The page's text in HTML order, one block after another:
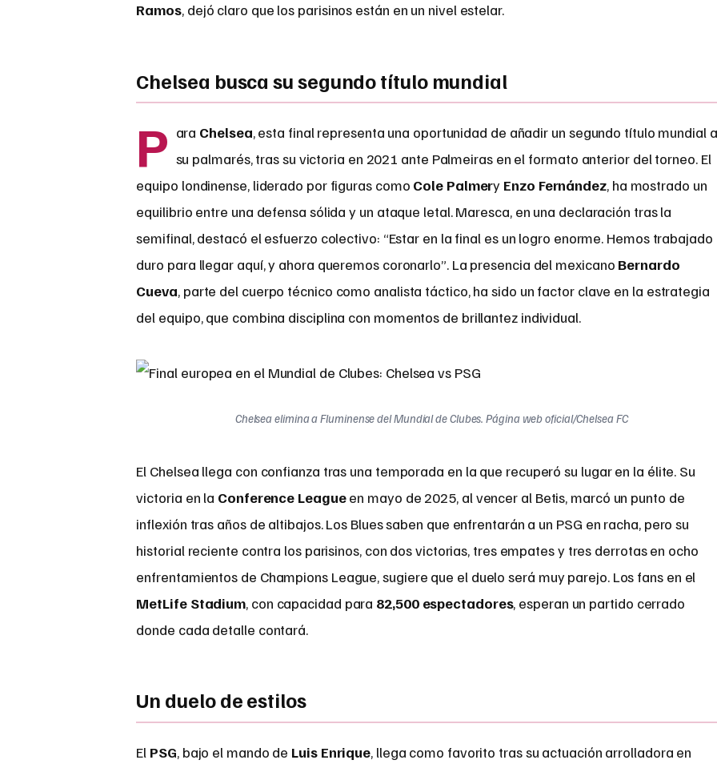
Ramos, dejó claro que los parisinos están en un nivel estelar.
Chelsea busca su segundo título mundial
P ara Chelsea, esta final representa una oportunidad de añadir un segundo título mundial a
su palmarés, tras su victoria en 2021 ante Palmeiras en el formato anterior del torneo. El
equipo londinense, liderado por figuras como Cole Palmery Enzo Fernández, ha mostrado un
equilibrio entre una defensa sólida y un ataque letal. Maresca, en una declaración tras la
semifinal, destacó el esfuerzo colectivo: “Estar en la final es un logro enorme. Hemos trabajado
duro para llegar aquí, y ahora queremos coronarlo”. La presencia del mexicano Bernardo
Cueva, parte del cuerpo técnico como analista táctico, ha sido un factor clave en la estrategia
del equipo, que combina disciplina con momentos de brillantez individual.
Chelsea elimina a Fluminense del Mundial de Clubes. Página web oficial/Chelsea FC
El Chelsea llega con confianza tras una temporada en la que recuperó su lugar en la élite. Su
victoria en la Conference Leagueen mayo de 2025, al vencer al Betis, marcó un punto de
inflexión tras años de altibajos. Los Blues saben que enfrentarán a un PSG en racha, pero su
historial reciente contra los parisinos, con dos victorias, tres empates y tres derrotas en ocho
enfrentamientos de Champions League, sugiere que el duelo será muy parejo. Los fans en el
MetLife Stadium, con capacidad para 82,500 espectadores, esperan un partido cerrado
donde cada detalle contará.
Un duelo de estilos
El PSG, bajo el mando de Luis Enrique, llega como favorito tras su actuación arrolladora en